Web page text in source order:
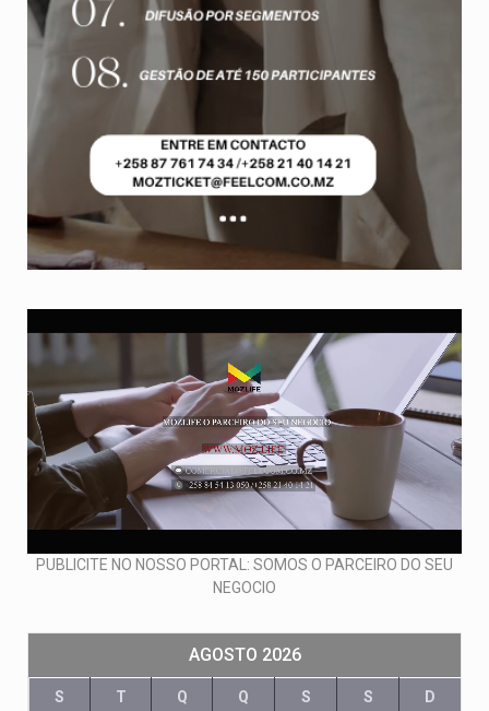
PUBLICITE NO NOSSO PORTAL: SOMOS O PARCEIRO DO SEU
NEGOCIO
AGOSTO 2026
S T Q Q S S D